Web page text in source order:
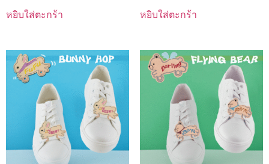
หยิบใส่ตะกร้า หยิบใส่ตะกร้า